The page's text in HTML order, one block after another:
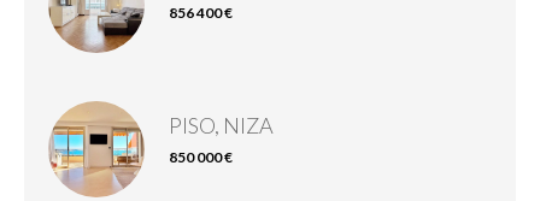
856 400 €
PISO, NIZA
850 000 €